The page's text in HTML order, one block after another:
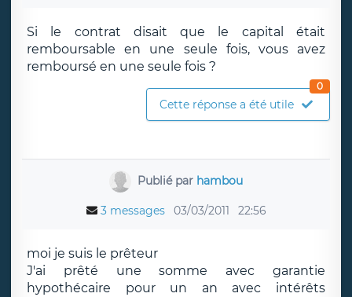
Si le contrat disait que le capital était
remboursable en une seule fois, vous avez
remboursé en une seule fois ?
Cette réponse a été utile
0
Publié par hambou
3 messages 03/03/2011 22:56
moi je suis le prêteur
J'ai prêté une somme avec garantie
hypothécaire pour un an avec intérêts